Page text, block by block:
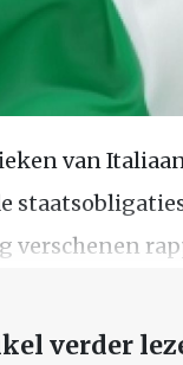
van
verschenen
verder